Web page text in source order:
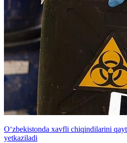
O‘zbekistonda xavfli chiqindilarini
yetkaziladi